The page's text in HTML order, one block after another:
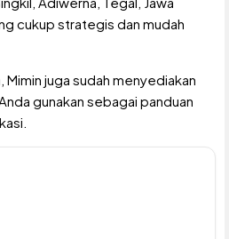
cukup strategis dan mudah
Mimin juga sudah menyediakan
gunakan sebagai panduan